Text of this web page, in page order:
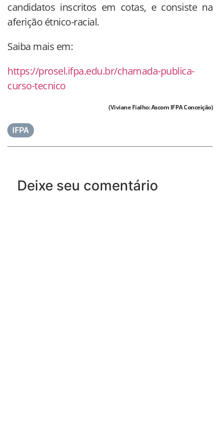
candidatos inscritos em cotas, e consiste na
aferição étnico-racial.
Saiba mais em:
https://prosel.ifpa.edu.br/chamada-publica-
curso-tecnico
(Viviane Fialho: Ascom IFPA Conceição)
IFPA
Deixe seu comentário